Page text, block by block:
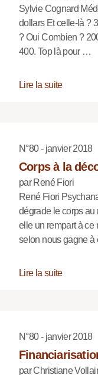
Sylvie Cognard
dollars Et celle-là ?
? Oui Combien ?
400. Top là pour …
Lire la suite
N°80 - janvier 2018
Corps à la
par René Fiori
René Fiori
dégrade le corps au
elle un rempart à ce
selon nous gagne
Lire la suite
N°80 - janvier 2018
par Christiane